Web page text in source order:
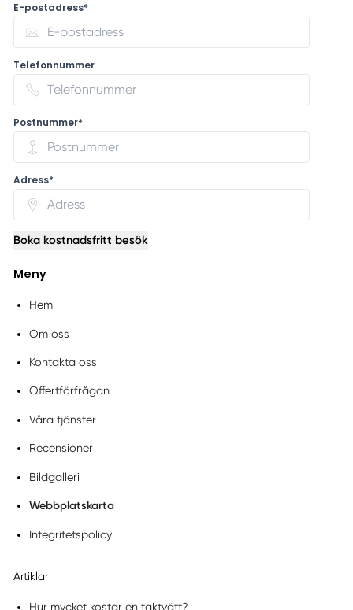
E-postadress*
Telefonnummer
Postnummer*
Adress*
Boka kostnadsfritt besök
Meny
Hem
Om oss
Kontakta oss
Offertförfrågan
Våra tjänster
Recensioner
Bildgalleri
Webbplatskarta
Integritetspolicy
Artiklar
Hur mycket kostar en taktvätt?